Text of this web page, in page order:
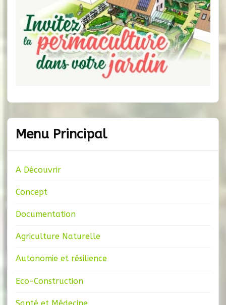
Menu Principal
A Découvrir
Concept
Documentation
Agriculture Naturelle
Autonomie et résilience
Eco-Construction